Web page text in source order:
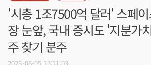
'시총 1조7500억 달러' 스페
장 눈앞, 국내 증시도 '지분가
주 찾기 분주
2026-06-05 17:11:03